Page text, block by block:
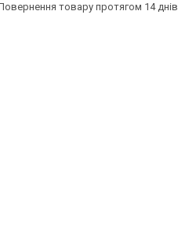
повернення товару протягом 14 днів